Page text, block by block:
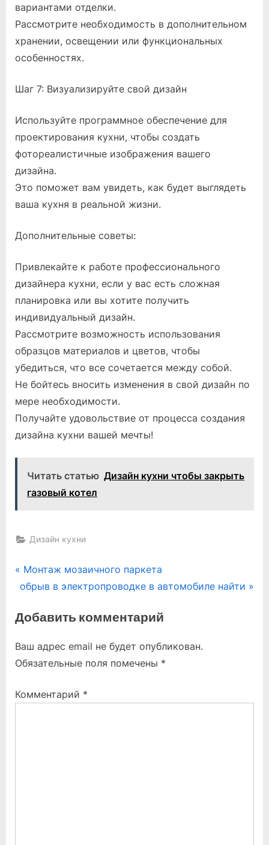
вариантами отделки.
Рассмотрите необходимость в дополнительном
хранении, освещении или функциональных
особенностях.
Шаг 7: Визуализируйте свой дизайн
Используйте программное обеспечение для
проектирования кухни, чтобы создать
фотореалистичные изображения вашего
дизайна.
Это поможет вам увидеть, как будет выглядеть
ваша кухня в реальной жизни.
Дополнительные советы:
Привлекайте к работе профессионального
дизайнера кухни, если у вас есть сложная
планировка или вы хотите получить
индивидуальный дизайн.
Рассмотрите возможность использования
образцов материалов и цветов, чтобы
убедиться, что все сочетается между собой.
Не бойтесь вносить изменения в свой дизайн по
мере необходимости.
Получайте удовольствие от процесса создания
дизайна кухни вашей мечты!
Читать статью Дизайн кухни чтобы закрыть
газовый котел
Дизайн кухни
Навигация
по
записям
P
r
v
o
u
P
Монтаж мозаичного паркета
N
x
P
o
t
обрыв в электропроводке в автомобиле найти
Добавить комментарий
Ваш адрес email не будет опубликован.
Обязательные поля помечены *
Комментарий *